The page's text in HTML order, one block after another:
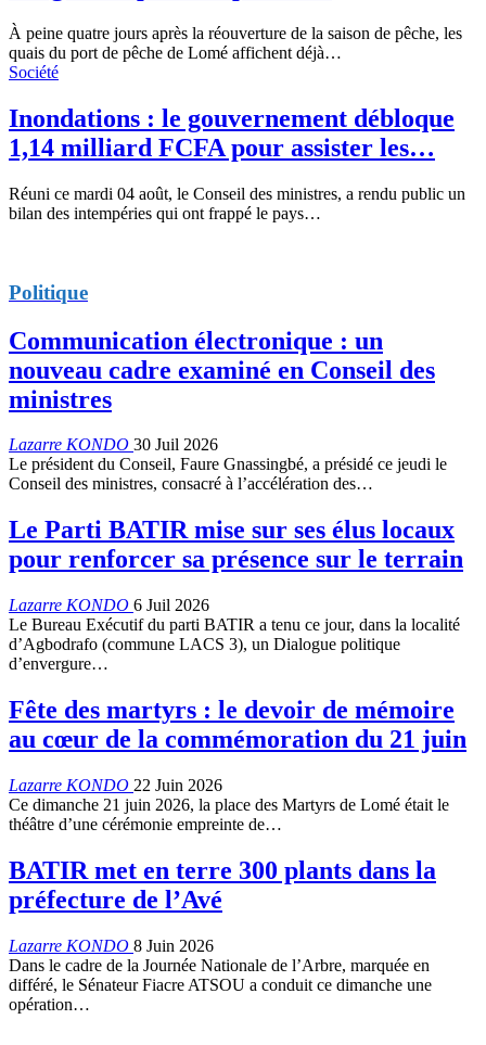
À peine quatre jours après la réouverture de la saison de pêche, les
quais du port de pêche de Lomé affichent déjà…
Société
Inondations : le gouvernement débloque
1,14 milliard FCFA pour assister les…
Réuni ce mardi 04 août, le Conseil des ministres, a rendu public un
bilan des intempéries qui ont frappé le pays…
Politique
Communication électronique : un
nouveau cadre examiné en Conseil des
ministres
Lazarre KONDO 30 Juil 2026
Le président du Conseil, Faure Gnassingbé, a présidé ce jeudi le
Conseil des ministres, consacré à l’accélération des…
Le Parti BATIR mise sur ses élus locaux
pour renforcer sa présence sur le terrain
Lazarre KONDO 6 Juil 2026
Le Bureau Exécutif du parti BATIR a tenu ce jour, dans la localité
d’Agbodrafo (commune LACS 3), un Dialogue politique
d’envergure…
Fête des martyrs : le devoir de mémoire
au cœur de la commémoration du 21 juin
Lazarre KONDO 22 Juin 2026
Ce dimanche 21 juin 2026, la place des Martyrs de Lomé était le
théâtre d’une cérémonie empreinte de…
BATIR met en terre 300 plants dans la
préfecture de l’Avé
Lazarre KONDO 8 Juin 2026
Dans le cadre de la Journée Nationale de l’Arbre, marquée en
différé, le Sénateur Fiacre ATSOU a conduit ce dimanche une
opération…